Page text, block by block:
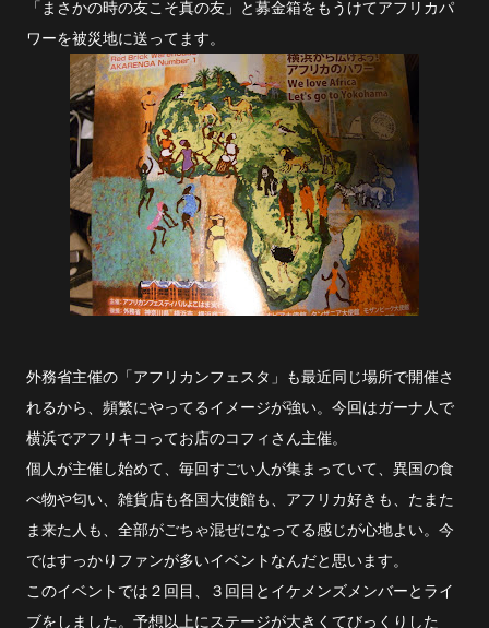
「まさかの時の友こそ真の友」と募金箱をもうけてアフリカパ
ワーを被災地に送ってます。
外務省主催の「アフリカンフェスタ」も最近同じ場所で開催さ
れるから、頻繁にやってるイメージが強い。今回はガーナ人で
横浜でアフリキコってお店のコフィさん主催。
個人が主催し始めて、毎回すごい人が集まっていて、異国の食
べ物や匂い、雑貨店も各国大使館も、アフリカ好きも、たまた
ま来た人も、全部がごちゃ混ぜになってる感じが心地よい。今
ではすっかりファンが多いイベントなんだと思います。
このイベントでは２回目、３回目とイケメンズメンバーとライ
ブをしました。予想以上にステージが大きくてびっくりした